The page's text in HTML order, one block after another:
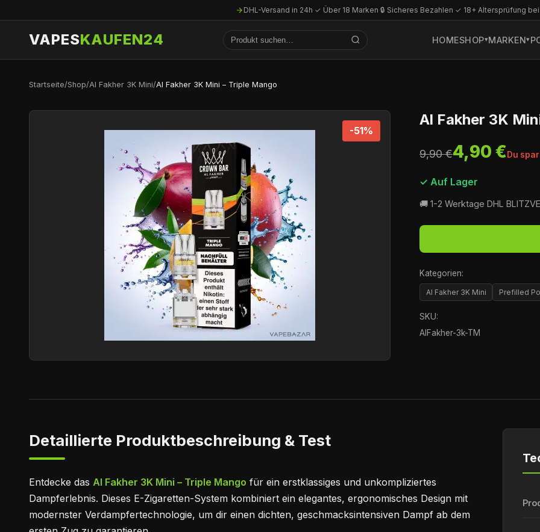
DHL-Versand in 24h·✓ Über 18 Marken·🔒 Sicheres Bezahlen·✓ 18+ Altersprüfung
VAPESKAUFEN24 HOMESHOP MARKEN
Startseite/Shop/Al Fakher 3K Mini/Al Fakher 3K Mini – Triple Mango
-51%
Al Fakher 3K
9,90 €4,90 €Du
✓ Auf Lager
🚚 1-2 Werktage DHL
Kategorien:
Al Fakher 3K Mini Prefilled
SKU:
AlFakher-3k-TM
Detaillierte Produktbeschreibung & Test
Entdecke das Al Fakher 3K Mini – Triple Mango für ein erstklassiges und unkompliziertes
Dampferlebnis. Dieses E-Zigaretten-System kombiniert ein elegantes, ergonomisches Design mit
modernster Verdampfertechnologie, um dir einen dichten, geschmacksintensiven Dampf ab dem